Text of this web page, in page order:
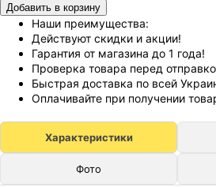
Добавить в корзину
Наши преимущества:
Действуют скидки и акции!
Гарантия от магазина до 1 года!
Проверка товара перед
Быстрая доставка по всей
Оплачивайте при получении
Характеристики
Фото